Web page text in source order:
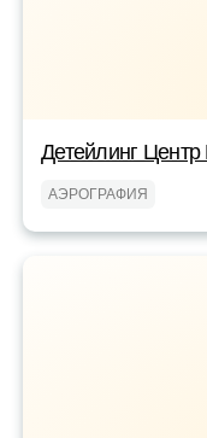
Детейлинг Центр
АЭРОГРАФИЯ